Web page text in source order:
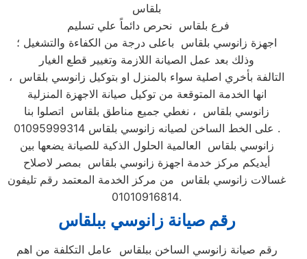
بلقاس
فرع بلقاس نحرص دائماً علي تسليم
اجهزة زانوسي بلقاس باعلى درجة من الكفاءة والتشغيل ؛
وذلك بعد عمل الصيانة اللازمة وتغيير قطع الغيار
التالفة بأخري اصلية سواء بالمنزل او بتوكيل زانوسي بلقاس ،
انها الخدمة المتوقعة من توكيل صيانة الاجهزة المنزلية
زانوسي بلقاس ، نغطي جميع مناطق بلقاس اتصلوا بنا
على الخط الساخن لصيانه زانوسي بلقاس 01095999314 .
زانوسي بلقاس العالمية الحلول الذكية للصيانة يضعها بين
أيديكم مركز خدمة اجهزة زانوسي بلقاس بمصر لاصلاح
غسالات زانوسي بلقاس من مركز الخدمة المعتمد رقم تليفون
01010916814.
رقم صيانة زانوسي ببلقاس
رقم صيانة زانوسي الساخن ببلقاس عامل التكلفة من اهم